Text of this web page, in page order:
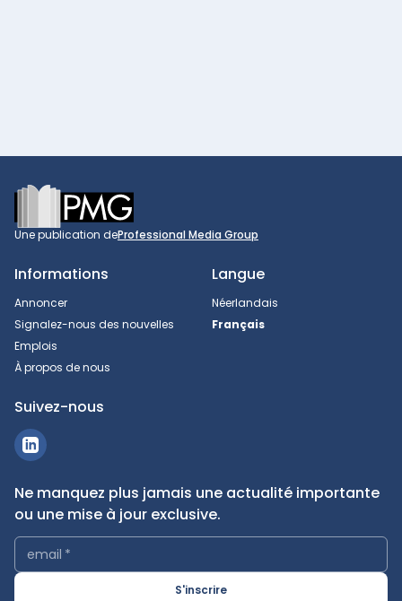
Footer
Une publication deProfessional Media Group
Informations
Annoncer
Signalez-nous des nouvelles
Emplois
À propos de nous
Langue
Néerlandais
Français
Suivez-nous
Ne manquez plus jamais une actualité importante
ou une mise à jour exclusive.
email *
S'inscrire